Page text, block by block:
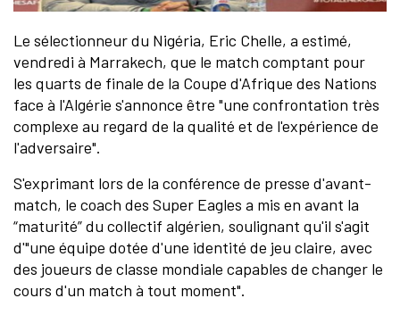
Le sélectionneur du Nigéria, Eric Chelle, a estimé,
vendredi à Marrakech, que le match comptant pour
les quarts de finale de la Coupe d'Afrique des Nations
face à l'Algérie s'annonce être "une confrontation très
complexe au regard de la qualité et de l'expérience de
l'adversaire".
S'exprimant lors de la conférence de presse d'avant-
match, le coach des Super Eagles a mis en avant la
“maturité” du collectif algérien, soulignant qu'il s'agit
d'"une équipe dotée d'une identité de jeu claire, avec
des joueurs de classe mondiale capables de changer le
cours d'un match à tout moment".